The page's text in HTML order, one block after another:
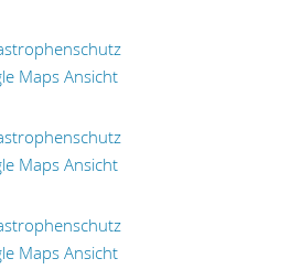
Maps Ansicht
Maps Ansicht
Maps Ansicht